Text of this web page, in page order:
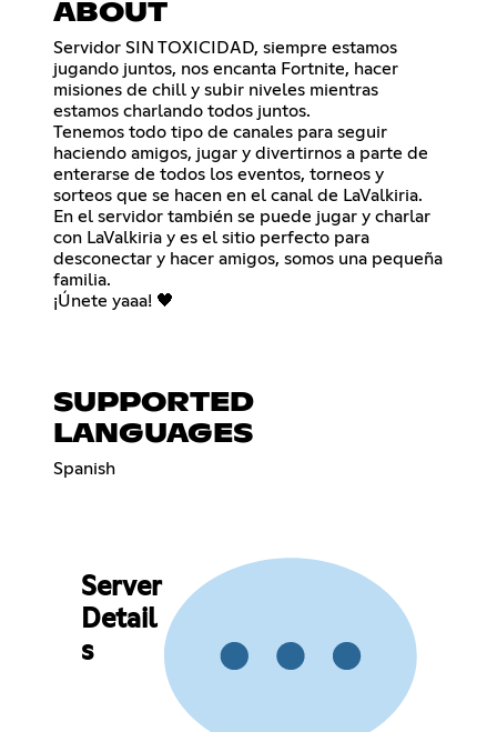
ABOUT
Servidor SIN TOXICIDAD, siempre estamos
jugando juntos, nos encanta Fortnite, hacer
misiones de chill y subir niveles mientras
estamos charlando todos juntos.
Tenemos todo tipo de canales para seguir
haciendo amigos, jugar y divertirnos a parte de
enterarse de todos los eventos, torneos y
sorteos que se hacen en el canal de LaValkiria.
En el servidor también se puede jugar y charlar
con LaValkiria y es el sitio perfecto para
desconectar y hacer amigos, somos una pequeña
familia.
¡Únete yaaa! 🖤
SUPPORTED
LANGUAGES
Spanish
Server
Detail
s